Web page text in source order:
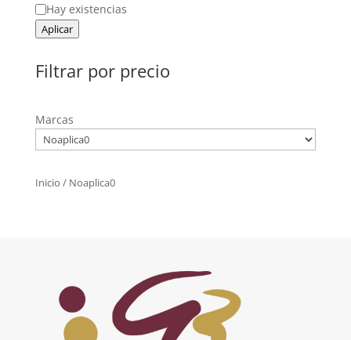
Estado
Hay existencias
Aplicar
Filtrar por precio
Marcas
Inicio / Noaplica0